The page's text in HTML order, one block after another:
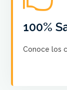
100%
Conoce los
cursos